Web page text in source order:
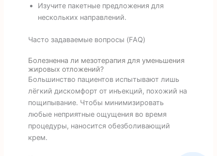
Изучите пакетные предложения для
нескольких направлений.
Часто задаваемые вопросы (FAQ)
Болезненна ли мезотерапия для уменьшения
жировых отложений?
Большинство пациентов испытывают лишь
лёгкий дискомфорт от инъекций, похожий на
пощипывание. Чтобы минимизировать
любые неприятные ощущения во время
процедуры, наносится обезболивающий
крем.